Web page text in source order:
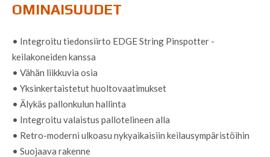
OMINAISUUDET
• Integroitu tiedonsiirto EDGE String Pinspotter -
keilakoneiden kanssa
• Vähän liikkuvia osia
• Yksinkertaistetut huoltovaatimukset
• Älykäs pallonkulun hallinta
• Integroitu valaistus pallotelineen alla
• Retro-moderni ulkoasu nykyaikaisiin keilausympäristöihin
• Suojaava rakenne